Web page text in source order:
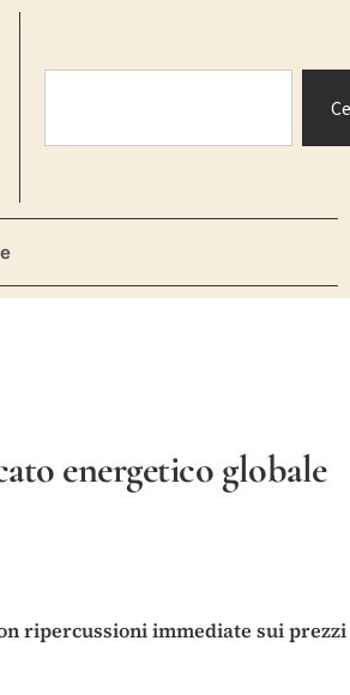
energetico globale
ripercussioni immediate sui prezzi